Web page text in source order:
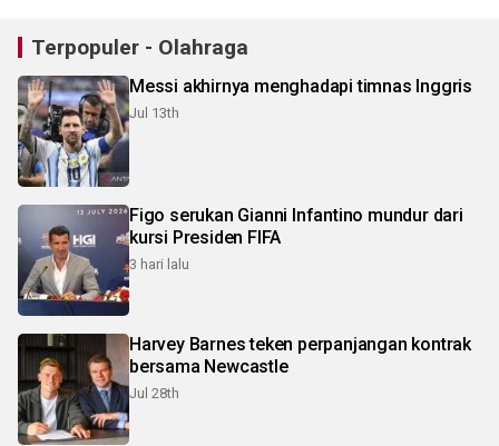
Terpopuler - Olahraga
Messi akhirnya menghadapi timnas Inggris
Jul 13th
Figo serukan Gianni Infantino mundur dari
kursi Presiden FIFA
3 hari lalu
Harvey Barnes teken perpanjangan kontrak
bersama Newcastle
Jul 28th